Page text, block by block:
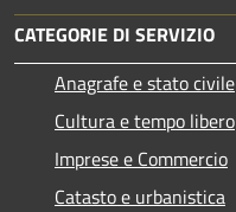
CATEGORIE DI SERVIZIO
Anagrafe e stato civile
Cultura e tempo libero
Imprese e Commercio
Catasto e urbanistica